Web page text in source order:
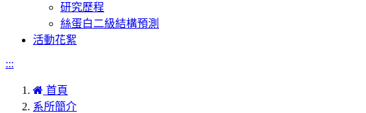
研究歷程
絲蛋白二級結構預測
活動花絮
:::
首頁
系所簡介